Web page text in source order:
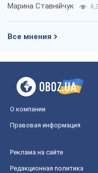
Марина Ставнійчук
Все мнения
О компании
Правовая информация
Реклама на сайте
Редакционная политика